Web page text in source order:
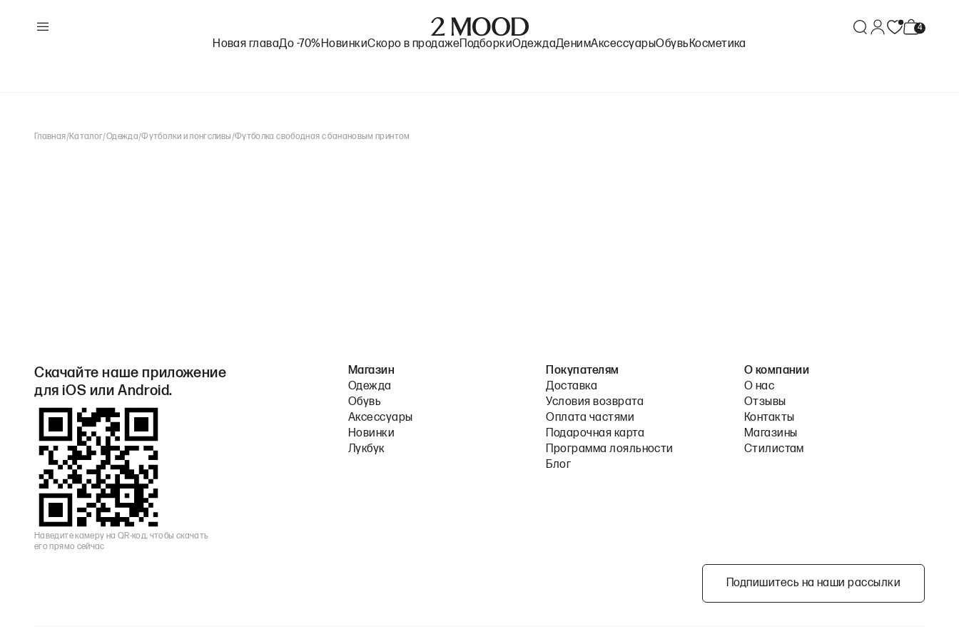
Новая главаДо -70%НовинкиСкоро в продаже ПодборкиОдеждаДенимАксессуарыОбувь Косметика
Главная/Каталог/Одежда/Футболки и лонгсливы /Футболка свободная с банановым принтом
Скачайте наше приложение
для iOS или Android.
Наведите камеру на QR-код, чтобы скачать
его прямо сейчас
Магазин
Одежда
Обувь
Аксессуары
Новинки
Лукбук
Покупателям
Доставка
Условия возврата
Оплата частями
Подарочная карта
Программа лояльности
Блог
О компании
О нас
Отзывы
Контакты
Магазины
Стилистам
Подпишитесь на наши рассылки